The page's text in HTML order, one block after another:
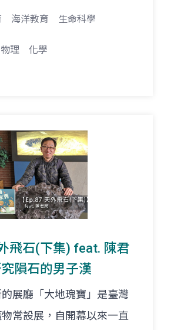
海洋教育 生命科學
物理 化學
飛石(下集) feat. 陳君
隕石的男子漢
展廳「大地瑰寶」是臺灣
常設展，自開幕以來一直